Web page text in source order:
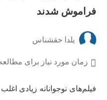
فراموش شدند
یلدا حقشناس
زمان مورد نیاز برای مطالعه: ۹
فیلم‌های نوجوانانه زیادی